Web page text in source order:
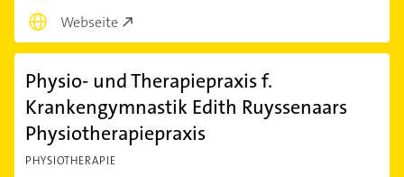
Webseite
Physio- und Therapiepraxis f.
Krankengymnastik Edith Ruyssenaars
Physiotherapiepraxis
PHYSIOTHERAPIE